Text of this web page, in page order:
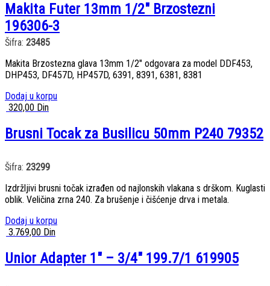
Makita Futer 13mm 1/2″ Brzostezni
196306-3
Šifra: 23485
Makita Brzostezna glava 13mm 1/2″ odgovara za model DDF453,
DHP453, DF457D, HP457D, 6391, 8391, 6381, 8381
Dodaj u korpu
320,00 Din
Brusni Tocak za Busilicu 50mm P240 79352
Šifra: 23299
Izdržljivi brusni točak izrađen od najlonskih vlakana s drškom. Kuglasti
oblik. Veličina zrna 240. Za brušenje i čišćenje drva i metala.
Dodaj u korpu
3.769,00 Din
Unior Adapter 1″ – 3/4″ 199.7/1 619905